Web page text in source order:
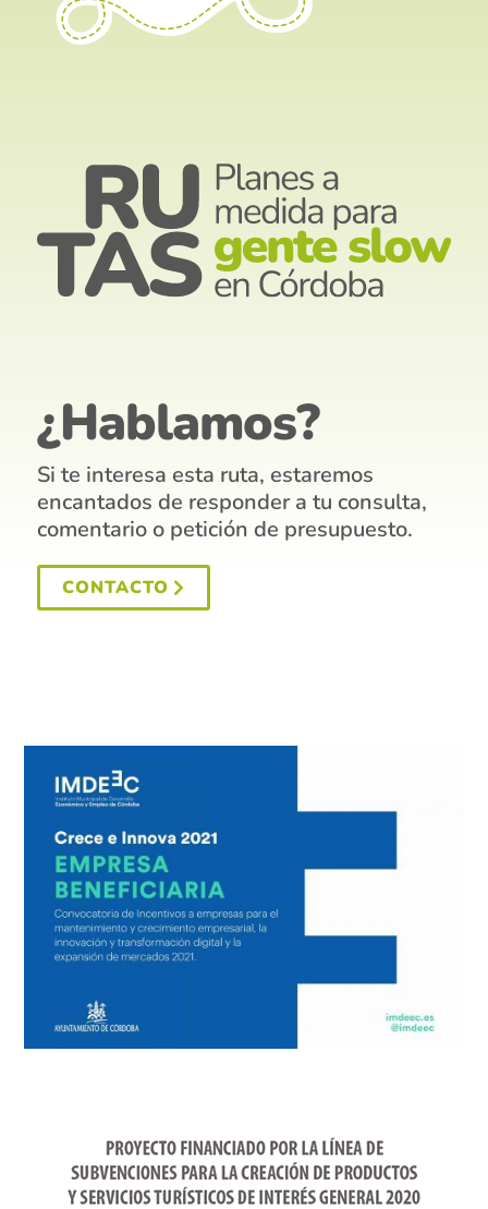
¿Hablamos?
Si te interesa esta ruta, estaremos
encantados de responder a tu consulta,
comentario o petición de presupuesto.
CONTACTO